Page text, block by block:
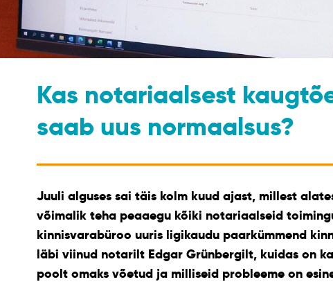
Kas notariaalsest
saab uus normaalsus?
Juuli alguses sai täis kolm kuud ajast, millest
võimalik teha peaaegu kõiki notariaalseid
kinnisvarabüroo uuris ligikaudu paarkümmend
läbi viinud notarilt Edgar Grünbergilt, kuidas on
poolt omaks võetud ja milliseid probleeme on